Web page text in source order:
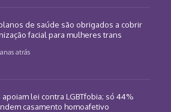
planos de saúde são obrigados a cobrir
facial para mulheres trans
atrás
apoiam lei contra LGBTfobia; só 44%
casamento homoafetivo